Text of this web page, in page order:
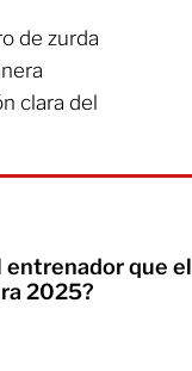
de zurda
clara del
entrenador que el
2025?